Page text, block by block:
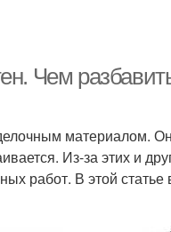
Чем
материалом.
Из-за этих и
работ. В этой статье